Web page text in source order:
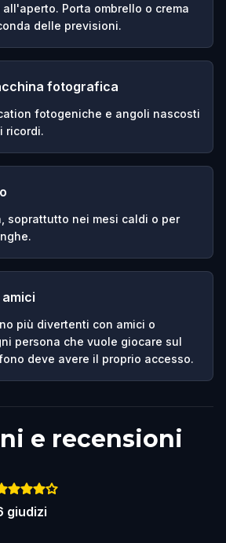
Porta ombrello o crema
delle previsioni.
fotografica
fotogeniche e angoli nascosti
ricordi.
soprattutto nei mesi caldi o per
più divertenti con amici o
persona che vuole giocare sul
deve avere il proprio accesso.
e recensioni
giudizi